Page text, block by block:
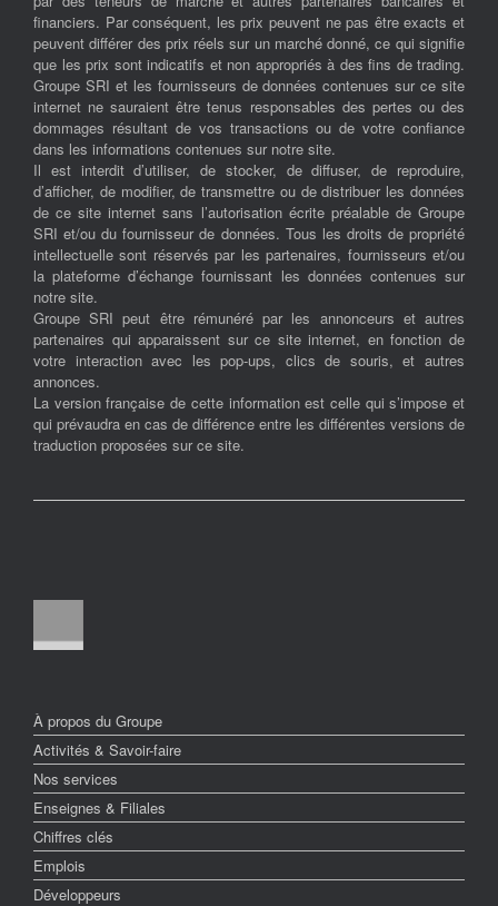
financiers. Par conséquent, les prix peuvent ne pas être exacts et
peuvent différer des prix réels sur un marché donné, ce qui signifie
que les prix sont indicatifs et non appropriés à des fins de trading.
Groupe SRI et les fournisseurs de données contenues sur ce site
internet ne sauraient être tenus responsables des pertes ou des
dommages résultant de vos transactions ou de votre confiance
dans les informations contenues sur notre site.
Il est interdit d’utiliser, de stocker, de diffuser, de reproduire,
d’afficher, de modifier, de transmettre ou de distribuer les données
de ce site internet sans l’autorisation écrite préalable de Groupe
SRI et/ou du fournisseur de données. Tous les droits de propriété
intellectuelle sont réservés par les partenaires, fournisseurs et/ou
la plateforme d’échange fournissant les données contenues sur
notre site.
Groupe SRI peut être rémunéré par les annonceurs et autres
partenaires qui apparaissent sur ce site internet, en fonction de
votre interaction avec les pop-ups, clics de souris, et autres
annonces.
La version française de cette information est celle qui s’impose et
qui prévaudra en cas de différence entre les différentes versions de
traduction proposées sur ce site.
À propos du Groupe
Activités & Savoir-faire
Nos services
Enseignes & Filiales
Chiffres clés
Emplois
Développeurs